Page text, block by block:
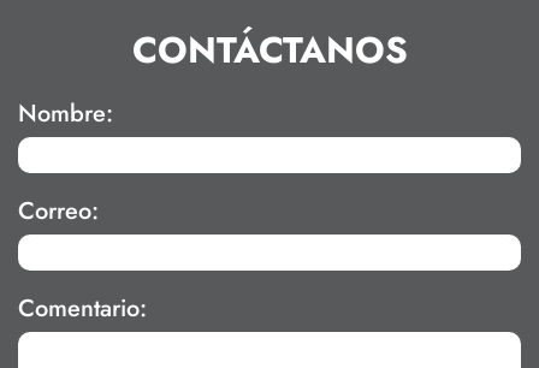
CONTÁCTANOS
Nombre:
Correo:
Comentario: